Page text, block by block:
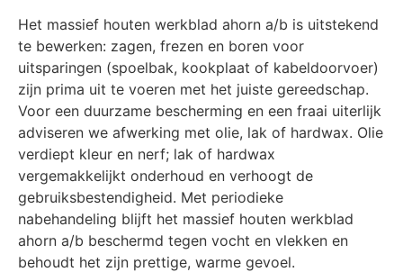
Het massief houten werkblad ahorn a/b is uitstekend
te bewerken: zagen, frezen en boren voor
uitsparingen (spoelbak, kookplaat of kabeldoorvoer)
zijn prima uit te voeren met het juiste gereedschap.
Voor een duurzame bescherming en een fraai uiterlijk
adviseren we afwerking met olie, lak of hardwax. Olie
verdiept kleur en nerf; lak of hardwax
vergemakkelijkt onderhoud en verhoogt de
gebruiksbestendigheid. Met periodieke
nabehandeling blijft het massief houten werkblad
ahorn a/b beschermd tegen vocht en vlekken en
behoudt het zijn prettige, warme gevoel.